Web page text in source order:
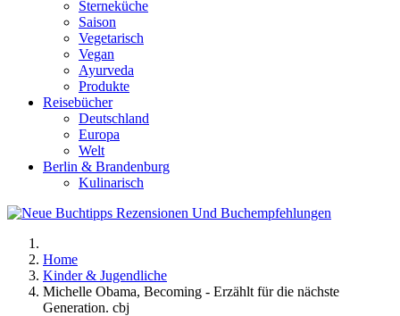
Sterneküche
Saison
Vegetarisch
Vegan
Ayurveda
Produkte
Reisebücher
Deutschland
Europa
Welt
Berlin & Brandenburg
Kulinarisch
Home
Kinder & Jugendliche
Michelle Obama, Becoming - Erzählt für die nächste
Generation. cbj